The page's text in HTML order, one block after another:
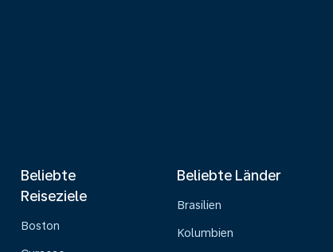
Beliebte
Reiseziele
Boston
Beliebte Länder
Brasilien
Kolumbien